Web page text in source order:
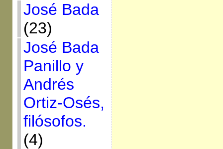
José Bada
(23)
José Bada
Panillo y
Andrés
Ortiz-Osés,
filósofos.
(4)